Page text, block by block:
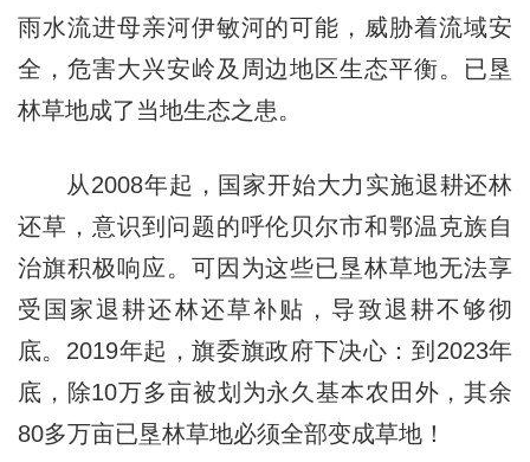
雨水流进母亲河伊敏河的可能，威胁着流域安
全，危害大兴安岭及周边地区生态平衡。已垦
林草地成了当地生态之患。
从2008年起，国家开始大力实施退耕还林
还草，意识到问题的呼伦贝尔市和鄂温克族自
治旗积极响应。可因为这些已垦林草地无法享
受国家退耕还林还草补贴，导致退耕不够彻
底。2019年起，旗委旗政府下决心：到2023年
底，除10万多亩被划为永久基本农田外，其余
80多万亩已垦林草地必须全部变成草地！